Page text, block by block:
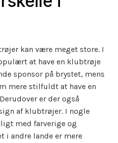
kan være meget store. I
at have en klubtrøje
sponsor på brystet, mens
mere stilfuldt at have en
er der også
af klubtrøjer. I nogle
med farverige og
i andre lande er mere